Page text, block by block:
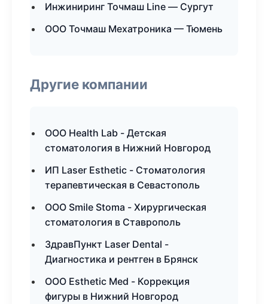
Инжиниринг Точмаш Line — Сургут
ООО Точмаш Мехатроника — Тюмень
Другие компании
ООО Health Lab - Детская
стоматология в Нижний Новгород
ИП Laser Esthetic - Стоматология
терапевтическая в Севастополь
ООО Smile Stoma - Хирургическая
стоматология в Ставрополь
ЗдравПункт Laser Dental -
Диагностика и рентген в Брянск
ООО Esthetic Med - Коррекция
фигуры в Нижний Новгород